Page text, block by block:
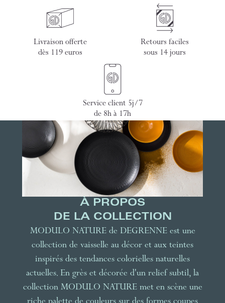
Livraison offerte
dès 119 euros
Retours faciles
sous 14 jours
Service client 5j/7
de 8h à 17h
À PROPOS
DE LA COLLECTION
MODULO NATURE de DEGRENNE est une
collection de vaisselle au décor et aux teintes
inspirés des tendances colorielles naturelles
actuelles. En grès et décorée d'un relief subtil, la
collection MODULO NATURE met en scène une